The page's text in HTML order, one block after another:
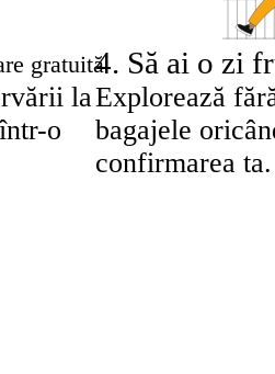
gratuită
la
o
4. Să ai o zi
Explorează
bagajele
confirmarea ta.